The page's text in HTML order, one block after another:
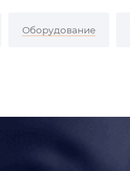
Оборудование